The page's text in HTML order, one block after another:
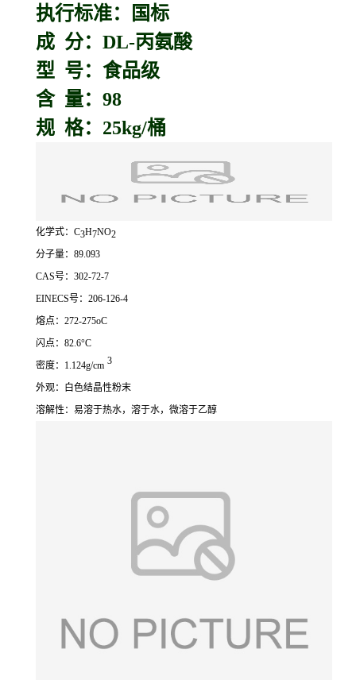
执行标准：国标
成 分：DL-丙氨酸
型 号：食品级
含 量：98
规 格：25kg/桶
化学式：C3H7NO2
分子量：89.093
CAS号：302-72-7
EINECS号：206-126-4
熔点：272-275oC
闪点：82.6°C
密度：1.124g/cm 3
外观：白色结晶性粉末
溶解性：易溶于热水，溶于水，微溶于乙醇